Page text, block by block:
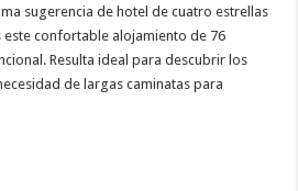
sugerencia de hotel de cuatro estrellas
este confortable alojamiento de 76
Resulta ideal para descubrir los
de largas caminatas para